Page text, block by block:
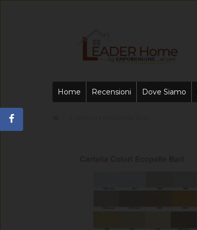
Home Recensioni Dove Siamo